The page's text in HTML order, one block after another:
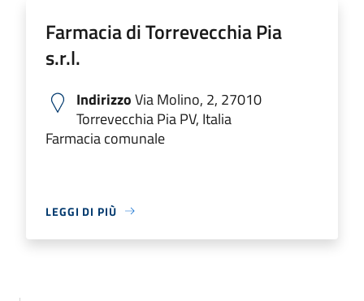
Farmacia di Torrevecchia Pia
s.r.l.
IndirizzoVia Molino, 2, 27010
Torrevecchia Pia PV, Italia
Farmacia comunale
LEGGI DI PIÙ